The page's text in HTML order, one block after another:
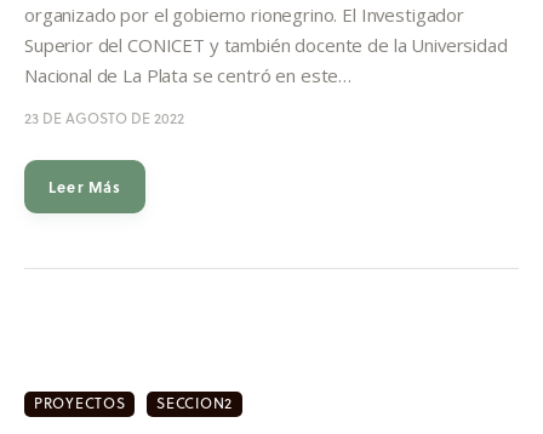
organizado por el gobierno rionegrino. El Investigador
Superior del CONICET y también docente de la Universidad
Nacional de La Plata se centró en este…
23 DE AGOSTO DE 2022
Leer Más
PROYECTOS SECCION2